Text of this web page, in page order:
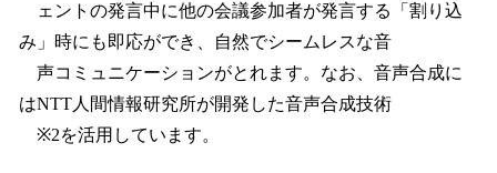
ェントの発言中に他の会議参加者が発言する「割り込
み」時にも即応ができ、自然でシームレスな音
声コミュニケーションがとれます。なお、音声合成に
はNTT人間情報研究所が開発した音声合成技術
※2を活用しています。